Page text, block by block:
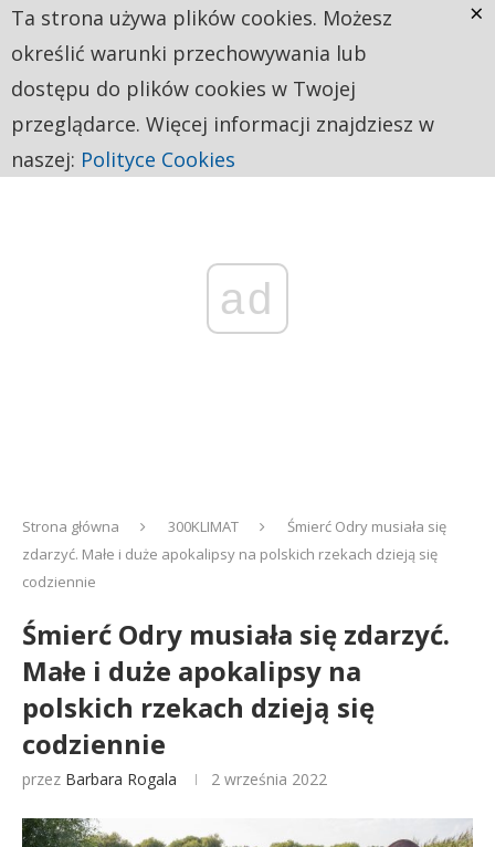
ad
Strona główna 300KLIMAT
Śmierć Odry musiała się
zdarzyć. Małe i duże apokalipsy na polskich rzekach dzieją się
codziennie
Śmierć Odry musiała się zdarzyć.
Małe i duże apokalipsy na
polskich rzekach dzieją się
codziennie
przez Barbara Rogala 2 września 2022
Ta strona używa plików cookies. Możesz
określić warunki przechowywania lub
dostępu do plików cookies w Twojej
przeglądarce. Więcej informacji znajdziesz w
naszej: Polityce Cookies
×